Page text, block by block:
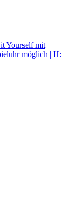
Yourself mit
möglich | H: